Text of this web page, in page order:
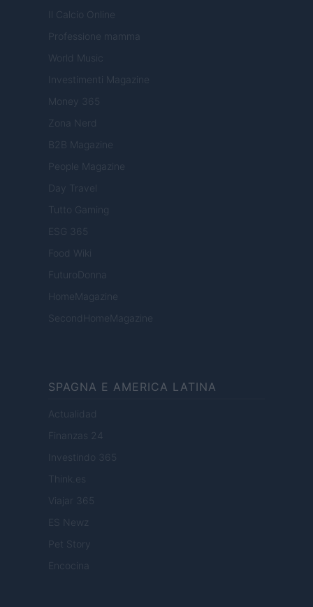
Il Calcio Online
Professione mamma
World Music
Investimenti Magazine
Money 365
Zona Nerd
B2B Magazine
People Magazine
Day Travel
Tutto Gaming
ESG 365
Food Wiki
FuturoDonna
HomeMagazine
SecondHomeMagazine
SPAGNA E AMERICA LATINA
Actualidad
Finanzas 24
Investindo 365
Think.es
Viajar 365
ES Newz
Pet Story
Encocina